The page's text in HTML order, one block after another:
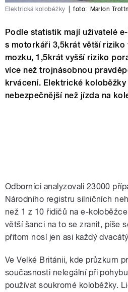
Elektrická koloběžky foto: Marlon
Podle statistik mají uživatelé
s motorkáři 3,5krát větší riziko
mozku, 1,5krát vyšší riziko
více než trojnásobnou
krvácení. Elektrické koloběžky
nebezpečnější než jízda na
Odborníci analyzovali 23000
Národního registru silničních
než 1 z 10 řidičů na e-
větší šanci na to se zranit, píše
přitom nosí jen asi každý
Ve Velké Británii, kde průzkum
současnosti nelegální při
používat soukromé koloběžky.